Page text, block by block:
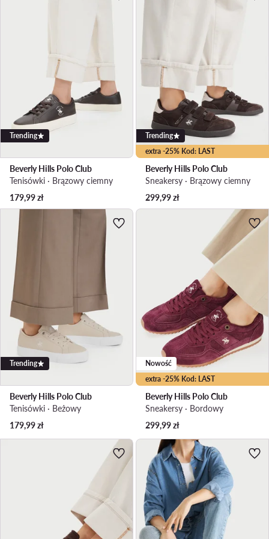
Trending
Beverly Hills Polo Club
Tenisówki · Brązowy ciemny
179,99zł
extra -25% Kod: LAST
Trending
Beverly Hills Polo Club
Sneakersy · Brązowy ciemny
299,99zł
Trending
Beverly Hills Polo Club
Tenisówki · Beżowy
179,99zł
extra -25% Kod: LAST
Nowość
Beverly Hills Polo Club
Sneakersy · Bordowy
299,99zł